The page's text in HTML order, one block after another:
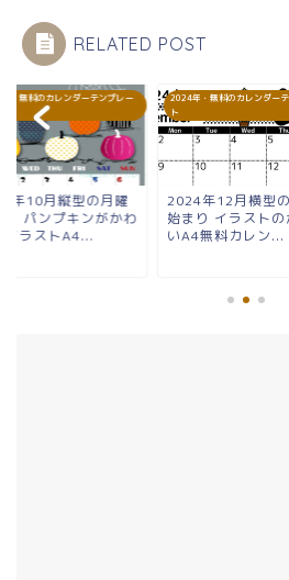
RELATED POST
・無料のカレンダーテンプレー
年10月縦型の月曜
り パンプキンがかわ
イラストA4...
2024年・無料のカレンダー
ト
2024年12月横型
始まり イラストの
いA4無料カレン...